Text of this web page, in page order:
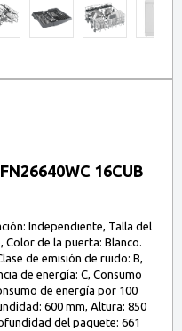
16CUB
Independiente, Talla del
de la puerta: Blanco.
de emisión de ruido: B,
de energía: C, Consumo
de energía por 100
600 mm, Altura: 850
del paquete: 661